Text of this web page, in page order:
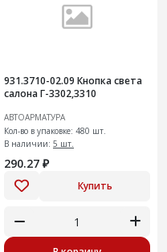
931.3710-02.09 Кнопка света
салона Г-3302,3310
АВТОАРМАТУРА
Кол-во в упаковке: 480 шт.
В наличии: 5 шт.
290.27 ₽
Купить